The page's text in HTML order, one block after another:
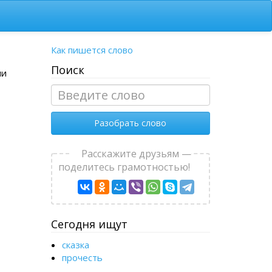
Как пишется слово
Поиск
Разобрать слово
Расскажите друзьям —
поделитесь грамотностью!
Сегодня ищут
сказка
прочесть